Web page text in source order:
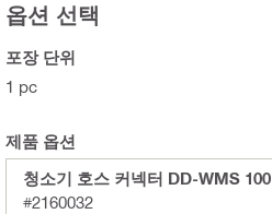
옵션 선택
포장 단위
1 pc
제품 옵션
청소기 호스 커넥터 DD-WMS 100
#2160032